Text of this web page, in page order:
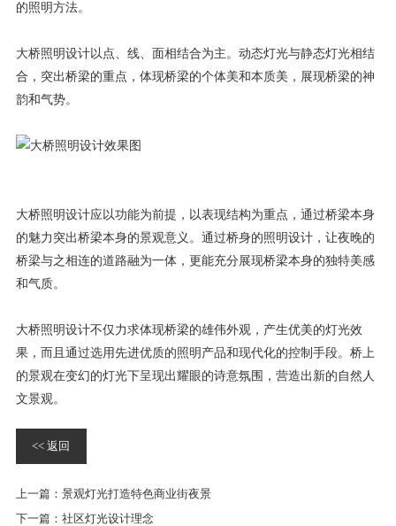
的照明方法。
大桥照明设计以点、线、面相结合为主。动态灯光与静态灯光相结
合，突出桥梁的重点，体现桥梁的个体美和本质美，展现桥梁的神
韵和气势。
大桥照明设计应以功能为前提，以表现结构为重点，通过桥梁本身
的魅力突出桥梁本身的景观意义。通过桥身的照明设计，让夜晚的
桥梁与之相连的道路融为一体，更能充分展现桥梁本身的独特美感
和气质。
大桥照明设计不仅力求体现桥梁的雄伟外观，产生优美的灯光效
果，而且通过选用先进优质的照明产品和现代化的控制手段。桥上
的景观在变幻的灯光下呈现出耀眼的诗意氛围，营造出新的自然人
文景观。
<< 返回
上一篇： 景观灯光打造特色商业街夜景
下一篇： 社区灯光设计理念